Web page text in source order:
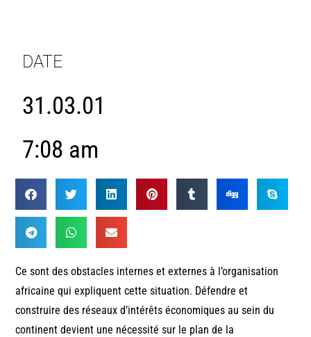
DATE
31.03.01
7:08 am
Ce sont des obstacles internes et externes à l’organisation
africaine qui expliquent cette situation. Défendre et
construire des réseaux d’intérêts économiques au sein du
continent devient une nécessité sur le plan de la